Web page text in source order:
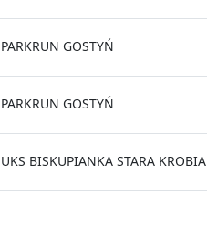
PARKRUN GOSTYŃ
PARKRUN GOSTYŃ
UKS BISKUPIANKA STARA KROBIA